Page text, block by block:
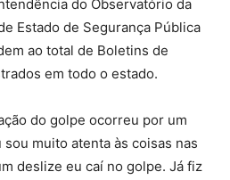
do Observatório da
Estado de Segurança Pública
ao total de Boletins de
em todo o estado.
do golpe ocorreu por um
sou muito atenta às coisas nas
deslize eu caí no golpe. Já fiz